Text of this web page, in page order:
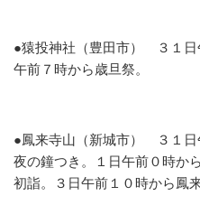
●猿投神社（豊田市）
３１
午前７時から歳旦祭。
●鳳来寺山（新城市）
３１日
夜の鐘つき。１日午前０時か
初詣。３日午前１０時から鳳